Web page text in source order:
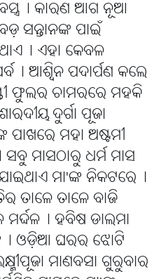
କାରଣ ଆଗ ନୂଆ
ସନ୍ତାନଙ୍କ ପାଇଁ
ଏହା କେବଳ
ଆଶ୍ୱିନ ପଦାର୍ପଣ କଲେ
ଫୁଲର ଚାମରରେ ମହକି
ଦୁର୍ଗା ପୂଜା
ମହା ଅଷ୍ଟମୀ
ମାସଠାରୁ ଧର୍ମ ମାସ
ମା'ଙ୍କ ନିକଟରେ୤
ତାଳେ ତାଳେ ବାଜି
ହବିଷ ଡାଲମା
ଓଡ଼ିଆ ଘରର ଝୋଟି
ମାଣବସା ଗୁରୁବାର